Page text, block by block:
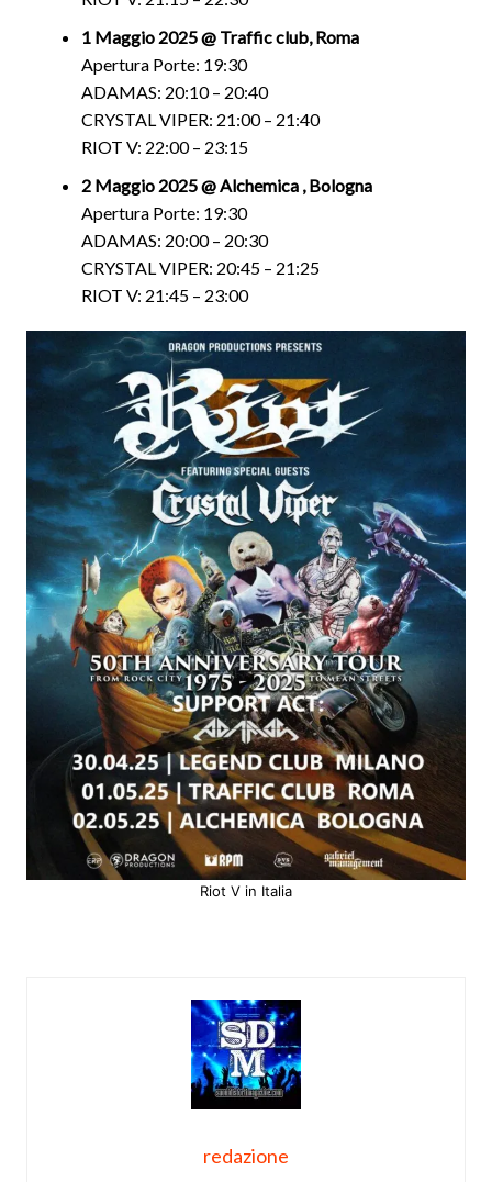
1 Maggio 2025 @ Traffic club, Roma
Apertura Porte: 19:30
ADAMAS: 20:10 – 20:40
CRYSTAL VIPER: 21:00 – 21:40
RIOT V: 22:00 – 23:15
2 Maggio 2025 @ Alchemica , Bologna
Apertura Porte: 19:30
ADAMAS: 20:00 – 20:30
CRYSTAL VIPER: 20:45 – 21:25
RIOT V: 21:45 – 23:00
Riot V in Italia
redazione